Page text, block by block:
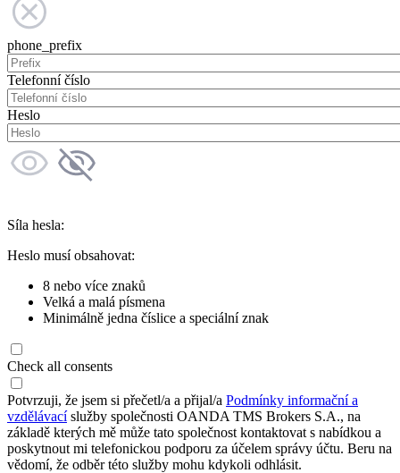
phone_prefix
Telefonní číslo
Heslo
Síla hesla:
Heslo musí obsahovat:
8 nebo více znaků
Velká a malá písmena
Minimálně jedna číslice a speciální znak
Check all consents
Potvrzuji, že jsem si přečetl/a a přijal/a Podmínky informační a
vzdělávacíslužby společnosti OANDA TMS Brokers S.A., na
základě kterých mě může tato společnost kontaktovat s nabídkou a
poskytnout mi telefonickou podporu za účelem správy účtu. Beru na
vědomí, že odběr této služby mohu kdykoli odhlásit.